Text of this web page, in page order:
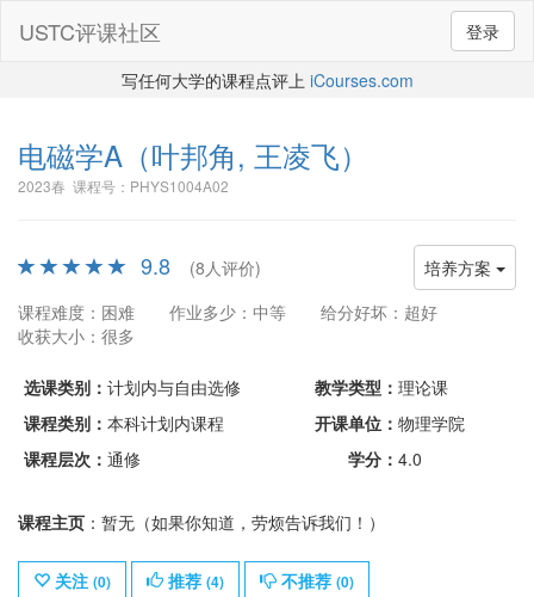
登录
USTC评课社区
写任何大学的课程点评上 iCourses.com
电磁学A （叶邦角, 王凌飞）
2023春 课程号：PHYS1004A02
培养方案
9.8
(8人评价)
课程难度：困难
作业多少：中等
给分好坏：超好
收获大小：很多
选课类别： 计划内与自由选修 教学类型： 理论课
课程类别： 本科计划内课程 开课单位： 物理学院
课程层次： 通修 学分： 4.0
课程主页 ：暂无（如果你知道，劳烦告诉我们！）
关注 (0) 推荐 (4) 不推荐 (0)